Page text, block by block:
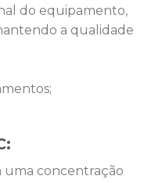
do equipamento,
a qualidade
uma concentração